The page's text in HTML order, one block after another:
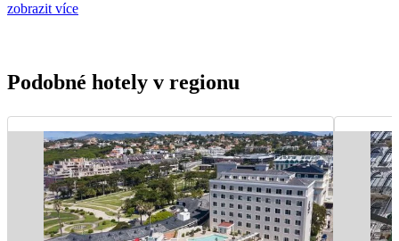
zobrazit více
Podobné hotely v regionu